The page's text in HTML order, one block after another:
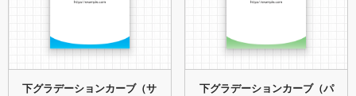
下グラデーションカーブ（サ
下グラデーションカーブ（パ